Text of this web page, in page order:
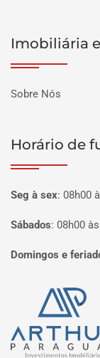
Imobiliária
Sobre Nós
Horário de
Seg à sex: 08h00
Sábados: 08h00
Domingos e
Página inicial